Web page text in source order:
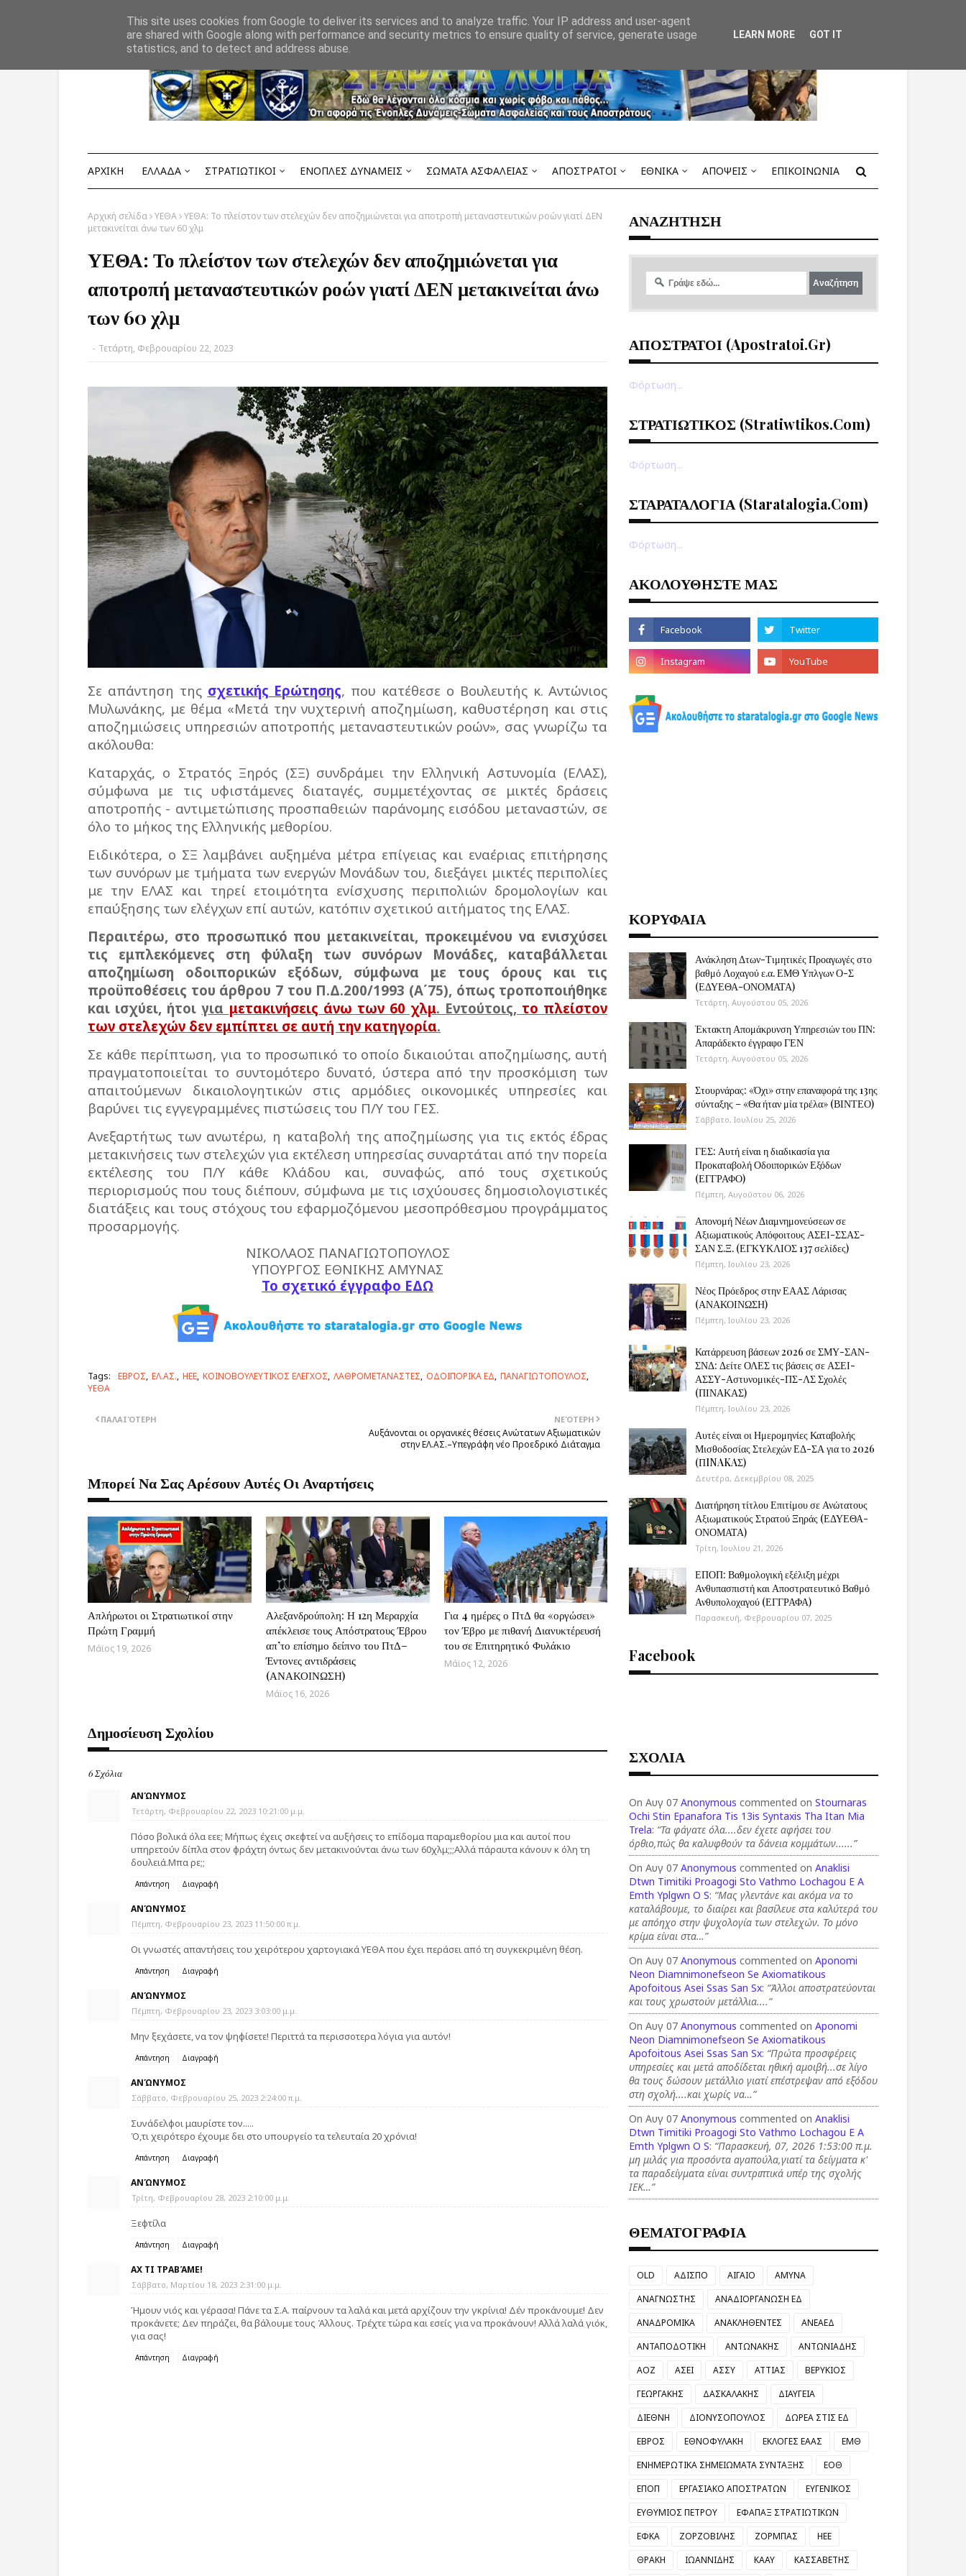
ΑΡΧΙΚΗ ΕΛΛΑΔΑ ΣΤΡΑΤΙΩΤΙΚΟΙ ΕΝΟΠΛΕΣ ΔΥΝΑΜΕΙΣ ΣΩΜΑΤΑ ΑΣΦΑΛΕΙΑΣ ΑΠΟΣΤΡΑΤΟΙ ΕΘΝΙΚΑ ΑΠΟΨΕΙΣ ΕΠΙΚΟΙΝΩΝΙΑ
Αρχική σελίδα ΥΕΘΑ ΥΕΘΑ: Το πλείστον των στελεχών δεν αποζημιώνεται για αποτροπή μεταναστευτικών ροών γιατί ΔΕΝ
μετακινείται άνω των 60 χλμ
ΥΕΘΑ: Το πλείστον των στελεχών δεν αποζημιώνεται για
αποτροπή μεταναστευτικών ροών γιατί ΔΕΝ μετακινείται άνω
των 60 χλμ
- Τετάρτη, Φεβρουαρίου 22, 2023
Σε απάντηση της σχετικής Ερώτησης, που κατέθεσε ο Βουλευτής κ. Αντώνιος
Μυλωνάκης, με θέμα «Μετά την νυχτερινή αποζημίωση, καθυστέρηση και στις
αποζημιώσεις υπηρεσιών αποτροπής μεταναστευτικών ροών», σας γνωρίζω τα
ακόλουθα:
Καταρχάς, ο Στρατός Ξηρός (ΣΞ) συνδράμει την Ελληνική Αστυνομία (ΕΛΑΣ),
σύμφωνα με τις υφιστάμενες διαταγές, συμμετέχοντας σε μικτές δράσεις
αποτροπής - αντιμετώπισης προσπαθειών παράνομης εισόδου μεταναστών, σε
όλο το μήκος της Ελληνικής μεθορίου.
Ειδικότερα, ο ΣΞ λαμβάνει αυξημένα μέτρα επίγειας και εναέριας επιτήρησης
των συνόρων με τμήματα των ενεργών Μονάδων του, διεξάγει μικτές περιπολίες
με την ΕΛΑΣ και τηρεί ετοιμότητα ενίσχυσης περιπολιών δρομολογίων και
επαύξησης των ελέγχων επί αυτών, κατόπιν σχετικού αιτήματος της ΕΛΑΣ.
Περαιτέρω, στο προσωπικό που μετακινείται, προκειμένου να ενισχύσει
τις εμπλεκόμενες στη φύλαξη των συνόρων Μονάδες, καταβάλλεται
αποζημίωση οδοιπορικών εξόδων, σύμφωνα με τους όρους και τις
προϋποθέσεις του άρθρου 7 του Π.Δ.200/1993 (Α΄75), όπως τροποποιήθηκε
και ισχύει, ήτοιγια μετακινήσεις άνω των 60 χλμ. Εντούτοις, το πλείστον
των στελεχών δεν εμπίπτει σε αυτή την κατηγορία.
Σε κάθε περίπτωση, για το προσωπικό το οποίο δικαιούται αποζημίωσης, αυτή
πραγματοποιείται το συντομότερο δυνατό, ύστερα από την προσκόμιση των
απαιτούμενων δικαιολογητικών στις αρμόδιες οικονομικές υπηρεσίες και
βαρύνει τις εγγεγραμμένες πιστώσεις του Π/Υ του ΓΕΣ.
Ανεξαρτήτως των ανωτέρω, η καταβολή της αποζημίωσης για τις εκτός έδρας
μετακινήσεις των στελεχών για εκτέλεση υπηρεσίας συναρτάται από την πορεία
εκτέλεσης του Π/Υ κάθε Κλάδου και, συναφώς, από τους σχετικούς
περιορισμούς που τους διέπουν, σύμφωνα με τις ισχύουσες δημοσιολογιστικές
διατάξεις και τους στόχους του εφαρμοζόμενου μεσοπρόθεσμου προγράμματος
προσαρμογής.
ΝΙΚΟΛΑΟΣ ΠΑΝΑΓΙΩΤΟΠΟΥΛΟΣ
ΥΠΟΥΡΓΟΣ ΕΘΝΙΚΗΣ ΑΜΥΝΑΣ
Το σχετικό έγγραφο ΕΔΩ
Tags: ΕΒΡΟΣ ΕΛ.ΑΣ. ΗΕΕ ΚΟΙΝΟΒΟΥΛΕΥΤΙΚΟΣ ΕΛΕΓΧΟΣ ΛΑΘΡΟΜΕΤΑΝΑΣΤΕΣ ΟΔΟΙΠΟΡΙΚΑ ΕΔ ΠΑΝΑΓΙΩΤΟΠΟΥΛΟΣ
ΥΕΘΑ
ΝΕΌΤΕΡΗ
Αυξάνονται οι οργανικές θέσεις Ανώτατων Αξιωματικών
στην ΕΛ.ΑΣ.–Υπεγράφη νέο Προεδρικό Διάταγμα
ΠΑΛΑΙΌΤΕΡΗ
Μπορεί Να Σας Αρέσουν Αυτές Οι Αναρτήσεις
Απλήρωτοι οι Στρατιωτικοί στην
Πρώτη Γραμμή
Μάϊος 19, 2026
Αλεξανδρούπολη: Η 12η Μεραρχία
απέκλεισε τους Απόστρατους Έβρου
απ’το επίσημο δείπνο του ΠτΔ–
Έντονες αντιδράσεις
(ΑΝΑΚΟΙΝΩΣΗ)
Μάϊος 16, 2026
Για 4 ημέρες ο ΠτΔ θα «οργώσει»
τον Έβρο με πιθανή Διανυκτέρευσή
του σε Επιτηρητικό Φυλάκιο
Μάϊος 12, 2026
Δημοσίευση Σχολίου
6 Σχόλια
ΑΝΏΝΥΜΟΣ
Τετάρτη, Φεβρουαρίου 22, 2023 10:21:00 μ.μ.
Πόσο βολικά όλα εεε; Μήπως έχεις σκεφτεί να αυξήσεις το επίδομα παραμεθορίου μια και αυτοί που
υπηρετούν δίπλα στον φράχτη όντως δεν μετακινούνται άνω των 60χλμ;;;Αλλά πάραυτα κάνουν κ όλη τη
δουλειά.Μπα ρε;;
Απάντηση Διαγραφή
ΑΝΏΝΥΜΟΣ
Πέμπτη, Φεβρουαρίου 23, 2023 11:50:00 π.μ.
Οι γνωστές απαντήσεις του χειρότερου χαρτογιακά ΥΕΘΑ που έχει περάσει από τη συγκεκριμένη θέση.
Απάντηση Διαγραφή
ΑΝΏΝΥΜΟΣ
Πέμπτη, Φεβρουαρίου 23, 2023 3:03:00 μ.μ.
Μην ξεχάσετε, να τον ψηφίσετε! Περιττά τα περισσοτερα λόγια για αυτόν!
Απάντηση Διαγραφή
ΑΝΏΝΥΜΟΣ
Σάββατο, Φεβρουαρίου 25, 2023 2:24:00 π.μ.
Συνάδελφοι μαυρίστε τον.....
Ό,τι χειρότερο έχουμε δει στο υπουργείο τα τελευταία 20 χρόνια!
Απάντηση Διαγραφή
ΑΝΏΝΥΜΟΣ
Τρίτη, Φεβρουαρίου 28, 2023 2:10:00 μ.μ.
Ξεφτίλα
Απάντηση Διαγραφή
ΑΧ ΤΙ ΤΡΑΒΆΜΕ!
Σάββατο, Μαρτίου 18, 2023 2:31:00 μ.μ.
Ήμουν νιός και γέρασα! Πάνε τα Σ.Α. παίρνουν τα λαλά και μετά αρχίζουν την γκρίνια! Δέν προκάνουμε! Δεν
προκάνετε; Δεν πηράζει, θα βάλουμε τους Άλλους. Τρέχτε τώρα και εσείς για να προκάνουν! Αλλά λαλά γιόκ,
για σας!
Απάντηση Διαγραφή
ΑΝΑΖΗΤΗΣΗ
ΑΠΟΣΤΡΑΤΟΙ (apostratoi.gr)
Φόρτωση...
ΣΤΡΑΤΙΩΤΙΚΟΣ (stratiwtikos.com)
Φόρτωση...
ΣΤΑΡΑΤΑΛΟΓΙΑ (staratalogia.com)
Φόρτωση...
ΑΚΟΛΟΥΘΗΣΤΕ ΜΑΣ
ΚΟΡΥΦΑΙΑ
Ανάκληση Δτων-Τιμητικές Προαγωγές στο
βαθμό Λοχαγού ε.α. ΕΜΘ Υπλγων Ο-Σ
(ΕΔΥΕΘΑ-ΟΝΟΜΑΤΑ)
Τετάρτη, Αυγούστου 05, 2026
Έκτακτη Απομάκρυνση Υπηρεσιών του ΠΝ:
Απαράδεκτο έγγραφο ΓΕΝ
Τετάρτη, Αυγούστου 05, 2026
Στουρνάρας: «Όχι» στην επαναφορά της 13ης
σύνταξης – «Θα ήταν μία τρέλα» (ΒΙΝΤΕΟ)
Σάββατο, Ιουλίου 25, 2026
ΓΕΣ: Αυτή είναι η διαδικασία για
Προκαταβολή Οδοιπορικών Εξόδων
(ΕΓΓΡΑΦΟ)
Πέμπτη, Αυγούστου 06, 2026
Απονομή Νέων Διαμνημονεύσεων σε
Αξιωματικούς Απόφοιτους ΑΣΕΙ-ΣΣΑΣ-
ΣΑΝ Σ.Ξ. (ΕΓΚΥΚΛΙΟΣ 137 σελίδες)
Πέμπτη, Ιουλίου 23, 2026
Νέος Πρόεδρος στην ΕΑΑΣ Λάρισας
(ΑΝΑΚΟΙΝΩΣΗ)
Πέμπτη, Ιουλίου 23, 2026
Κατάρρευση βάσεων 2026 σε ΣΜΥ-ΣΑΝ-
ΣΝΔ: Δείτε ΟΛΕΣ τις βάσεις σε ΑΣΕΙ-
ΑΣΣΥ-Αστυνομικές-ΠΣ-ΛΣ Σχολές
(ΠΙΝΑΚΑΣ)
Πέμπτη, Ιουλίου 23, 2026
Αυτές είναι οι Ημερομηνίες Καταβολής
Μισθοδοσίας Στελεχών ΕΔ-ΣΑ για το 2026
(ΠINAKAΣ)
Δευτέρα, Δεκεμβρίου 08, 2025
Διατήρηση τίτλου Επιτίμου σε Ανώτατους
Αξιωματικούς Στρατού Ξηράς (ΕΔΥΕΘΑ-
ΟΝΟΜΑΤΑ)
Τρίτη, Ιουλίου 21, 2026
ΕΠΟΠ: Βαθμολογική εξέλιξη μέχρι
Ανθυπασπιστή και Αποστρατευτικό Βαθμό
Ανθυπολοχαγού (ΕΓΓΡΑΦΑ)
Παρασκευή, Φεβρουαρίου 07, 2025
Facebook
ΣΧΟΛΙΑ
On Αυγ 07Anonymous commented onStournaras
Ochi Stin Epanafora Tis 13is Syntaxis Tha Itan Mia
Trela: “Τα φάγατε όλα....δεν έχετε αφήσει του
όρθιο,πώς θα καλυφθούν τα δάνεια κομμάτων......”
On Αυγ 07Anonymous commented onAnaklisi
Dtwn Timitiki Proagogi Sto Vathmo Lochagou E A
Emth Yplgwn O S: “Μας γλεντάνε και ακόμα να το
καταλάβουμε, το διαίρει και βασίλευε στα καλύτερά του
με απόηχο στην ψυχολογία των στελεχών. Το μόνο
κρίμα είναι στα…”
On Αυγ 07Anonymous commented onAponomi
Neon Diamnimonefseon Se Axiomatikous
Apofoitous Asei Ssas San Sx: “Άλλοι αποστρατεύονται
και τους χρωστούν μετάλλια....”
On Αυγ 07Anonymous commented onAponomi
Neon Diamnimonefseon Se Axiomatikous
Apofoitous Asei Ssas San Sx: “Πρώτα προσφέρεις
υπηρεσίες και μετά αποδίδεται ηθική αμοιβή...σε λίγο
θα τους δώσουν μετάλλιο γιατί επέστρεψαν από εξόδου
στη σχολή....και χωρίς να…”
On Αυγ 07Anonymous commented onAnaklisi
Dtwn Timitiki Proagogi Sto Vathmo Lochagou E A
Emth Yplgwn O S: “Παρασκευή, 07, 2026 1:53:00 π.μ.
μη μιλάς για προσόντα αγαπούλα,γιατί τα δείγματα κ'
τα παραδείγματα είναι συντριπτικά υπέρ της σχολής
ΙΕΚ…”
ΘΕΜΑΤΟΓΡΑΦΙΑ
OLD ΑΔΙΣΠΟ ΑΙΓΑΙΟ
ΑΜΥΝΑ
ΑΝΑΓΝΩΣΤΗΣ
ΑΝΑΔΙΟΡΓΑΝΩΣΗ ΕΔ
ΑΝΑΔΡΟΜΙΚΑ
ΑΝΑΚΛΗΘΕΝΤΕΣ
ΑΝΕΑΕΔ
ΑΝΤΑΠΟΔΟΤΙΚΗ
ΑΝΤΩΝΑΚΗΣ
ΑΝΤΩΝΙΑΔΗΣ
ΑΟΖ
ΑΣΕΙ ΑΣΣΥ ΑΤΤΙΑΣ
ΒΕΡΥΚΙΟΣ
ΓΕΩΡΓΑΚΗΣ
ΔΑΣΚΑΛΑΚΗΣ
ΔΙΑΥΓΕΙΑ
ΔΙΕΘΝΗ
ΔΙΟΝΥΣΟΠΟΥΛΟΣ
ΔΩΡΕΑ ΣΤΙΣ ΕΔ
ΕΒΡΟΣ
ΕΘΝΟΦΥΛΑΚΗ ΕΚΛΟΓΕΣ ΕΑΑΣ
ΕΜΘ
ΕΝΗΜΕΡΩΤΙΚΑ ΣΗΜΕΙΩΜΑΤΑ ΣΥΝΤΑΞΗΣ
ΕΟΘ
ΕΠΟΠ
ΕΡΓΑΣΙΑΚΟ ΑΠΟΣΤΡΑΤΩΝ
ΕΥΓΕΝΙΚΟΣ
ΕΥΘΥΜΙΟΣ ΠΕΤΡΟΥ
ΕΦΑΠΑΞ ΣΤΡΑΤΙΩΤΙΚΩΝ
ΕΦΚΑ
ΖΟΡΖΟΒΙΛΗΣ ΖΟΡΜΠΑΣ
ΗΕΕ
ΘΡΑΚΗ
ΙΩΑΝΝΙΔΗΣ ΚΑΑΥ ΚΑΣΣΑΒΕΤΗΣ
This site uses cookies from Google to deliver its services and to analyze traffic. Your IP address and user-agent
are shared with Google along with performance and security metrics to ensure quality of service, generate usage
statistics, and to detect and address abuse.
LEARN MORE GOT IT